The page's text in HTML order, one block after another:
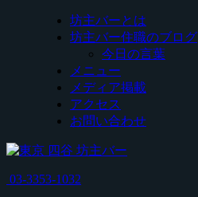
坊主バーとは
坊主バー住職のブログ
今日の言葉
メニュー
メディア掲載
アクセス
お問い合わせ
03-3353-1032